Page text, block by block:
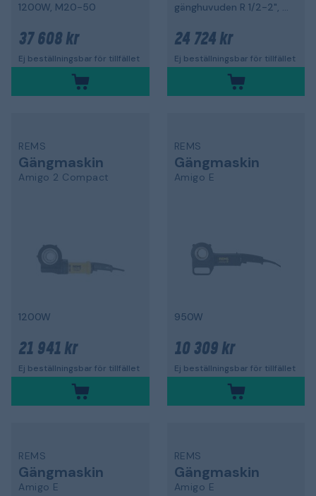
1200W, M20-50
37 608 kr
Ej beställningsbar för tillfället
gänghuvuden R 1/2-2", 1200 W
24 724 kr
Ej beställningsbar för tillfället
REMS
Gängmaskin
Amigo 2 Compact
1200W
21 941 kr
Ej beställningsbar för tillfället
REMS
Gängmaskin
Amigo E
950W
10 309 kr
Ej beställningsbar för tillfället
REMS
Gängmaskin
Amigo E
REMS
Gängmaskin
Amigo E